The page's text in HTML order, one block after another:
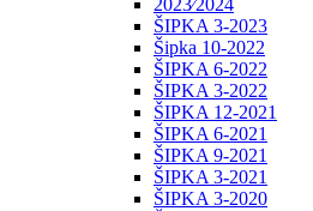
2023⁄2024
ŠIPKA 3-2023
Šipka 10-2022
ŠIPKA 6-2022
ŠIPKA 3-2022
ŠIPKA 12-2021
ŠIPKA 6-2021
ŠIPKA 9-2021
ŠIPKA 3-2021
ŠIPKA 3-2020